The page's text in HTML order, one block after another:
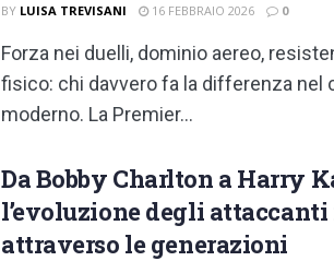
BY LUISA TREVISANI 16 FEBBRAIO 2026 0
Forza nei duelli, dominio aereo,
fisico: chi davvero fa la differenza nel
moderno. La Premier...
Da Bobby Charlton a Harry
l’evoluzione degli
attraverso le generazioni